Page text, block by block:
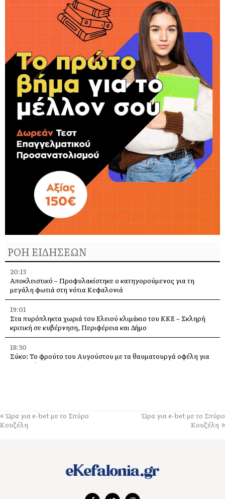
ΡΟΗ ΕΙΔΗΣΕΩΝ
20:13
Αποκλειστικό – Προφυλακίστηκε ο κατηγορούμενος για τη
μεγάλη φωτιά στη νότια Κεφαλονιά
19:01
Στα πυρόπληκτα χωριά του Ελειού κλιμάκιο του ΚΚΕ – Σκληρή
κριτική σε κυβέρνηση, Περιφέρεια και Δήμο
18:30
Σύκο: Το φρούτο του Αυγούστου με τα θαυματουργά οφέλη για
την υγεία
14:14
Επιβαρυμένη ατμόσφαιρα από τις πυρκαγιές: Τα μέτρα
Το βουνό τραγουδά με καντάδες, στο Καπανδρίτι, στις 9
Ώρα για e-bet με το Σπύρο
Κουζέλη
Ώρα για e-bet με το Σπύρο
Κουζέλη